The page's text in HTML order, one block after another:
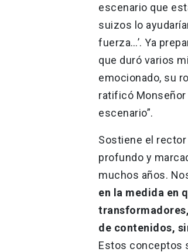
escenario que
suizos lo
fuerza…’. Ya
que duró varios
emocionado, su
ratificó Monseñor
escenario”.
Sostiene el
profundo y
muchos años.
en la medida en
de contenidos,
Estos conceptos